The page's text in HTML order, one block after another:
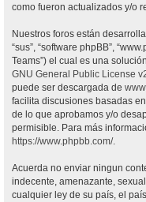
como fueron actualizados y/o
Nuestros foros están
“sus”, “software phpBB”,
Teams”) el cual es una
GNU General Public License
puede ser descargada de
facilita discusiones basadas
de lo que aprobamos y/o
permisible. Para más
https://www.phpbb.com/.
Acuerda no enviar ningun
indecente, amenazante,
cualquier ley de su país, el